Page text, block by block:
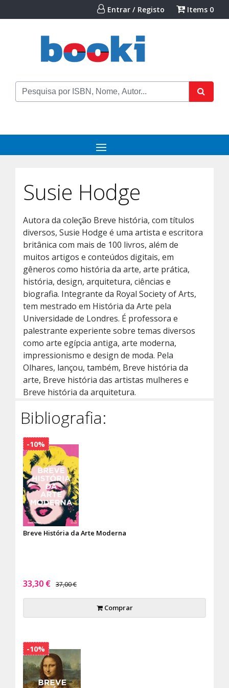
Entrar / Registo Items 0
Susie Hodge
Autora da coleção Breve história, com títulos
diversos, Susie Hodge é uma artista e escritora
britânica com mais de 100 livros, além de
muitos artigos e conteúdos digitais, em
gêneros como história da arte, arte prática,
história, design, arquitetura, ciências e
biografia. Integrante da Royal Society of Arts,
tem mestrado em História da Arte pela
Universidade de Londres. É professora e
palestrante experiente sobre temas diversos
como arte egípcia antiga, arte moderna,
impressionismo e design de moda. Pela
Olhares, lançou, também, Breve história da
arte, Breve história das artistas mulheres e
Breve história da arquitetura.
Bibliografia:
Breve História da Arte Moderna
33,30 € 37,00 €
Comprar
-10%
-10%